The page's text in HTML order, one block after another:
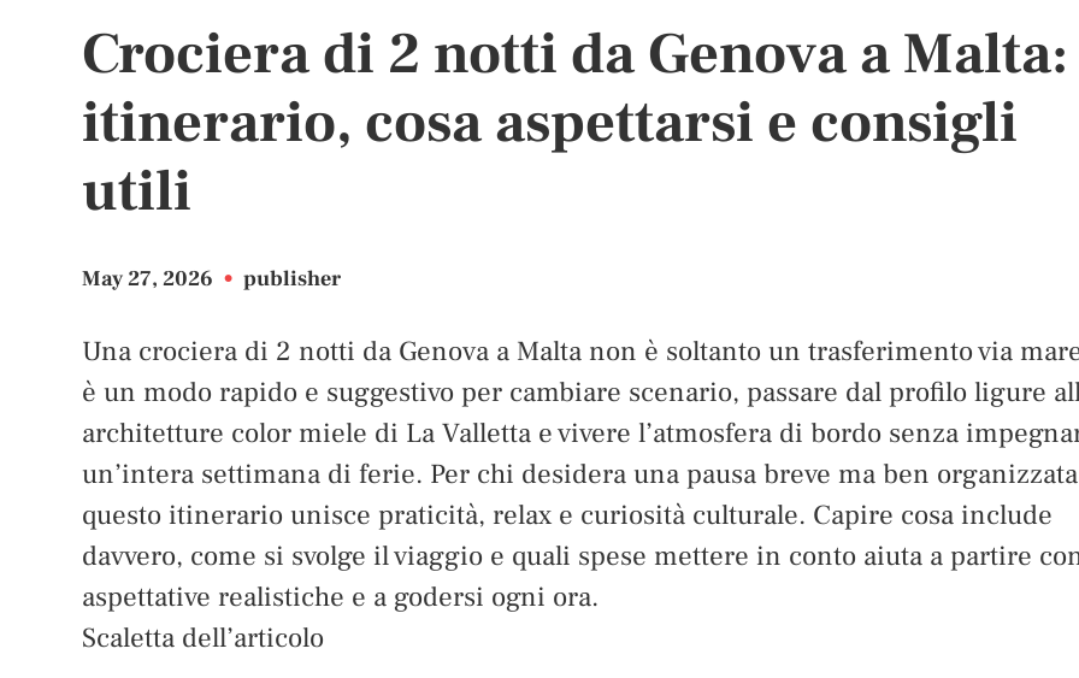
Crociera di 2 notti da Genova a Malta:
itinerario, cosa aspettarsi e consigli
utili
May 27, 2026 • publisher
Una crociera di 2 notti da Genova a Malta non è soltanto un trasferimento via
è un modo rapido e suggestivo per cambiare scenario, passare dal profilo ligure
architetture color miele di La Valletta e vivere l’atmosfera di bordo senza
un’intera settimana di ferie. Per chi desidera una pausa breve ma ben
questo itinerario unisce praticità, relax e curiosità culturale. Capire cosa include
davvero, come si svolge il viaggio e quali spese mettere in conto aiuta a partire
aspettative realistiche e a godersi ogni ora.
Scaletta dell’articolo